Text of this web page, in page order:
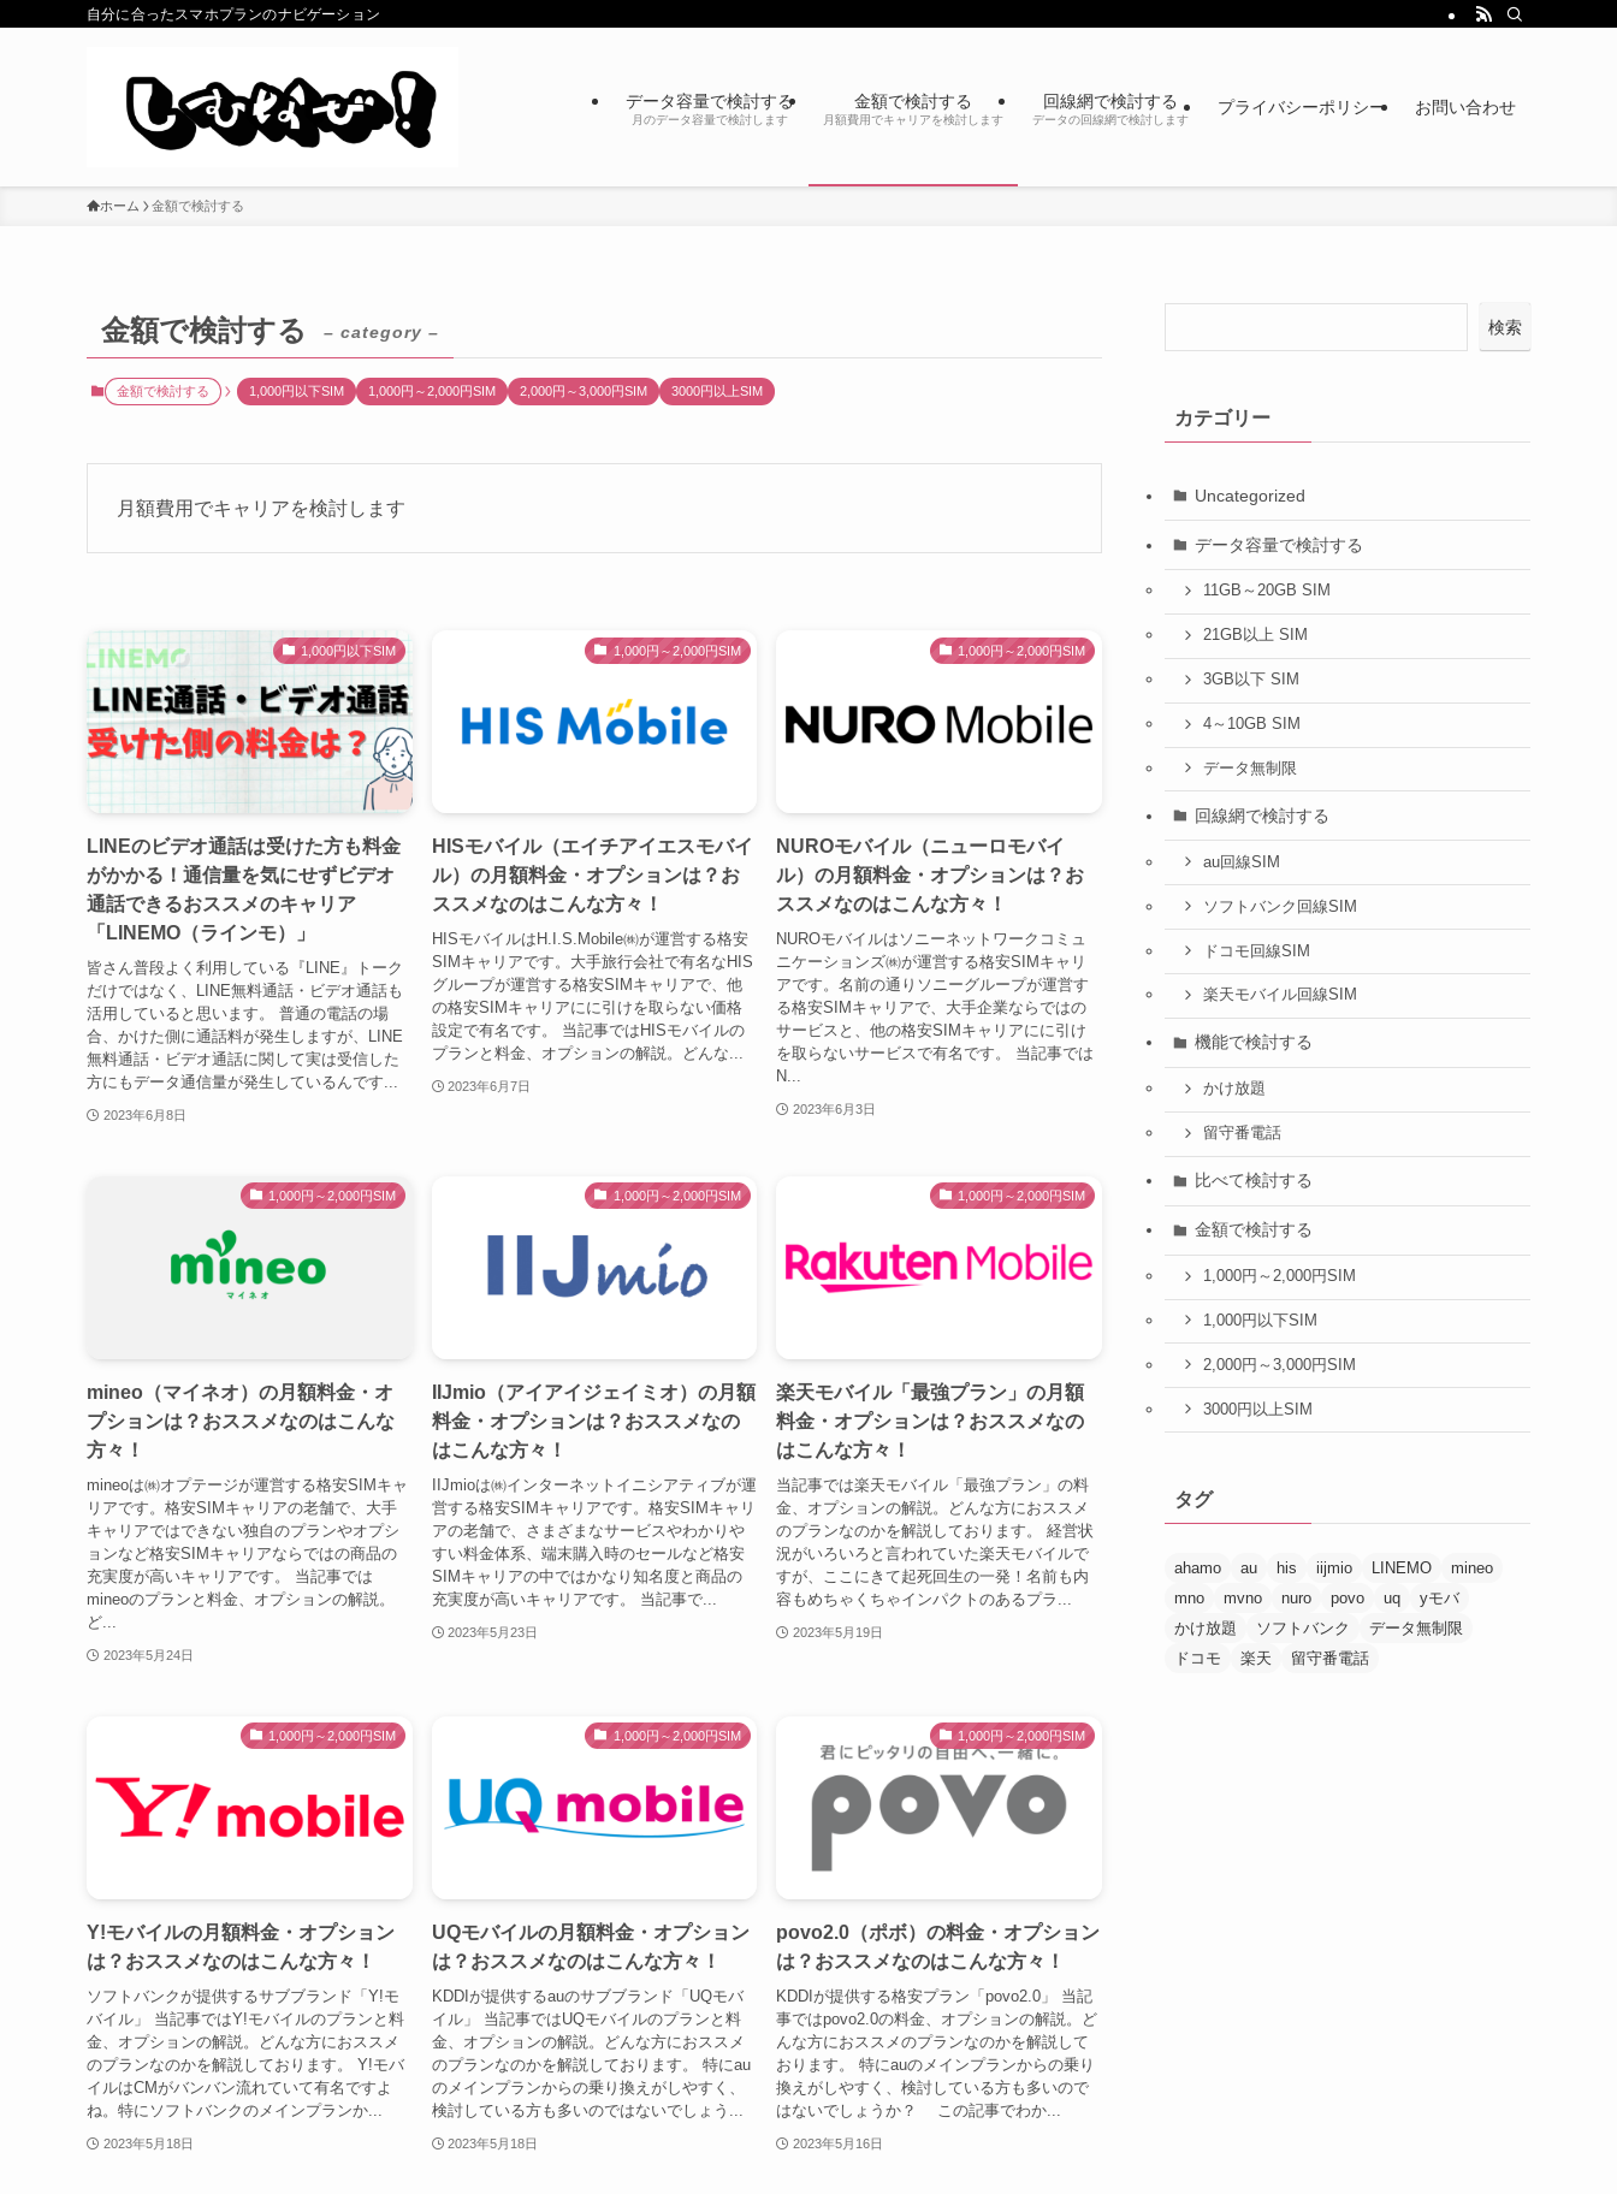
自分に合ったスマホプランのナビゲーション
データ容量で検討する
月のデータ容量で検討します
金額で検討する
月額費用でキャリアを検討します
回線網で検討する
データの回線網で検討します
プライバシーポリシー お問い合わせ
ホーム 金額で検討する
金額で検討する – category –
金額で検討する 1,000円以下SIM 1,000円～2,000円SIM 2,000円～3,000円SIM 3000円以上SIM
月額費用でキャリアを検討します
1,000円以下SIM
LINEのビデオ通話は受けた方も料金
がかかる！通信量を気にせずビデオ
通話できるおススメのキャリア
「LINEMO（ラインモ）」
皆さん普段よく利用している『LINE』トーク
だけではなく、LINE無料通話・ビデオ通話も
活用していると思います。 普通の電話の場
合、かけた側に通話料が発生しますが、LINE
無料通話・ビデオ通話に関して実は受信した
方にもデータ通信量が発生しているんです...
2023年6月8日
1,000円～2,000円SIM
HISモバイル（エイチアイエスモバイ
ル）の月額料金・オプションは？お
ススメなのはこんな方々！
HISモバイルはH.I.S.Mobile㈱が運営する格安
SIMキャリアです。大手旅行会社で有名なHIS
グループが運営する格安SIMキャリアで、他
の格安SIMキャリアにに引けを取らない価格
設定で有名です。 当記事ではHISモバイルの
プランと料金、オプションの解説。どんな...
2023年6月7日
1,000円～2,000円SIM
NUROモバイル（ニューロモバイ
ル）の月額料金・オプションは？お
ススメなのはこんな方々！
NUROモバイルはソニーネットワークコミュ
ニケーションズ㈱が運営する格安SIMキャリ
アです。名前の通りソニーグループが運営す
る格安SIMキャリアで、大手企業ならではの
サービスと、他の格安SIMキャリアにに引け
を取らないサービスで有名です。 当記事では
N...
2023年6月3日
1,000円～2,000円SIM
mineo（マイネオ）の月額料金・オ
プションは？おススメなのはこんな
方々！
mineoは㈱オプテージが運営する格安SIMキャ
リアです。格安SIMキャリアの老舗で、大手
キャリアではできない独自のプランやオプシ
ョンなど格安SIMキャリアならではの商品の
充実度が高いキャリアです。 当記事では
mineoのプランと料金、オプションの解説。
ど...
2023年5月24日
1,000円～2,000円SIM
IIJmio（アイアイジェイミオ）の月額
料金・オプションは？おススメなの
はこんな方々！
IIJmioは㈱インターネットイニシアティブが運
営する格安SIMキャリアです。格安SIMキャリ
アの老舗で、さまざまなサービスやわかりや
すい料金体系、端末購入時のセールなど格安
SIMキャリアの中ではかなり知名度と商品の
充実度が高いキャリアです。 当記事で...
2023年5月23日
1,000円～2,000円SIM
楽天モバイル「最強プラン」の月額
料金・オプションは？おススメなの
はこんな方々！
当記事では楽天モバイル「最強プラン」の料
金、オプションの解説。どんな方におススメ
のプランなのかを解説しております。 経営状
況がいろいろと言われていた楽天モバイルで
すが、ここにきて起死回生の一発！名前も内
容もめちゃくちゃインパクトのあるプラ...
2023年5月19日
1,000円～2,000円SIM
Y!モバイルの月額料金・オプション
は？おススメなのはこんな方々！
ソフトバンクが提供するサブブランド「Y!モ
バイル」 当記事ではY!モバイルのプランと料
金、オプションの解説。どんな方におススメ
のプランなのかを解説しております。 Y!モバ
イルはCMがバンバン流れていて有名ですよ
ね。特にソフトバンクのメインプランか...
2023年5月18日
1,000円～2,000円SIM
UQモバイルの月額料金・オプション
は？おススメなのはこんな方々！
KDDIが提供するauのサブブランド「UQモバ
イル」 当記事ではUQモバイルのプランと料
金、オプションの解説。どんな方におススメ
のプランなのかを解説しております。 特にau
のメインプランからの乗り換えがしやすく、
検討している方も多いのではないでしょう...
2023年5月18日
1,000円～2,000円SIM
povo2.0（ポボ）の料金・オプション
は？おススメなのはこんな方々！
KDDIが提供する格安プラン「povo2.0」 当記
事ではpovo2.0の料金、オプションの解説。ど
んな方におススメのプランなのかを解説して
おります。 特にauのメインプランからの乗り
換えがしやすく、検討している方も多いので
はないでしょうか？ この記事でわか...
2023年5月16日
検索
カテゴリー
Uncategorized
データ容量で検討する
11GB～20GB SIM
21GB以上 SIM
3GB以下 SIM
4～10GB SIM
データ無制限
回線網で検討する
au回線SIM
ソフトバンク回線SIM
ドコモ回線SIM
楽天モバイル回線SIM
機能で検討する
かけ放題
留守番電話
比べて検討する
金額で検討する
1,000円～2,000円SIM
1,000円以下SIM
2,000円～3,000円SIM
3000円以上SIM
タグ
ahamo au his iijmio LINEMO
mineo
mno
mvno nuro povo uq
yモバ
かけ放題
ソフトバンク
データ無制限
ドコモ
楽天 留守番電話